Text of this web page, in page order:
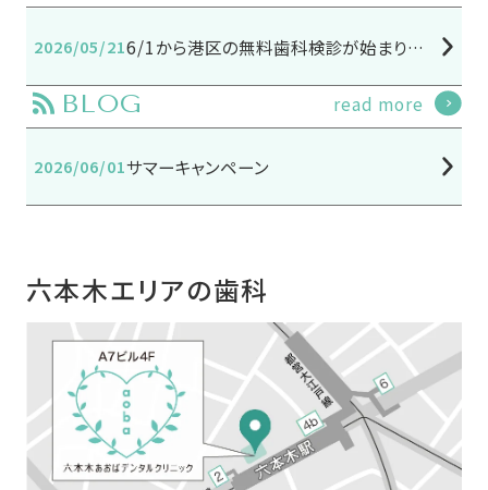
2026/05/21 6/1から港区の無料歯科検診が始まります
BLOG read more
2026/06/01サマーキャンペーン
六本木エリアの歯科